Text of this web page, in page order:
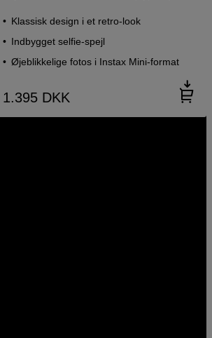
Klassisk design i et retro-look
Indbygget selfie-spejl
Øjeblikkelige fotos i Instax Mini-format
1.395 DKK